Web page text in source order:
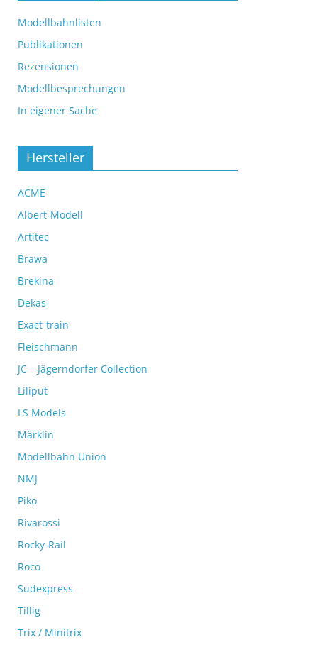
Modellbahnlisten
Publikationen
Rezensionen
Modellbesprechungen
In eigener Sache
Hersteller
ACME
Albert-Modell
Artitec
Brawa
Brekina
Dekas
Exact-train
Fleischmann
JC – Jägerndorfer Collection
Liliput
LS Models
Märklin
Modellbahn Union
NMJ
Piko
Rivarossi
Rocky-Rail
Roco
Sudexpress
Tillig
Trix / Minitrix